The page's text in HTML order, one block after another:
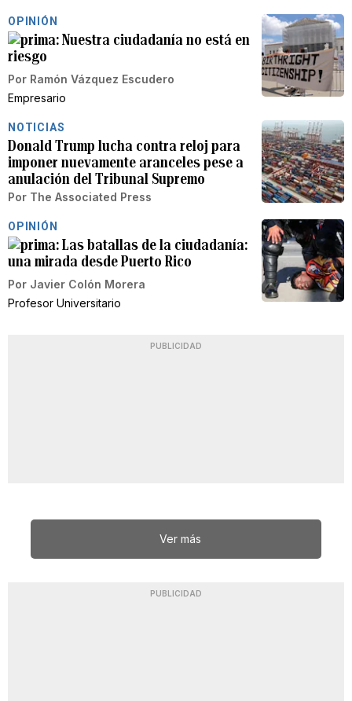
OPINIÓN
Nuestra ciudadanía no está en
riesgo
Por Ramón Vázquez Escudero
Empresario
NOTICIAS
Donald Trump lucha contra reloj para
imponer nuevamente aranceles pese a
anulación del Tribunal Supremo
Por The Associated Press
OPINIÓN
Las batallas de la ciudadanía:
una mirada desde Puerto Rico
Por Javier Colón Morera
Profesor Universitario
PUBLICIDAD
Ver más
PUBLICIDAD